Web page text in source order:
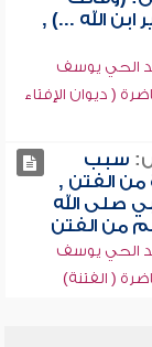
ابن الله ...) ,
الحي يوسف
( ديوان الإفتاء
سبب
من الفتن ,
صلى الله
من الفتن
الحي يوسف
( الفتنة)